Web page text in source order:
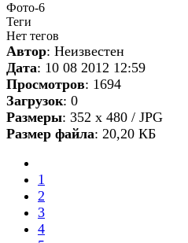
Фото-6
Теги
Нет тегов
Автор: Неизвестен
Дата: 10 08 2012 12:59
Просмотров: 1694
Загрузок: 0
Размеры: 352 x 480 / JPG
Размер файла: 20,20 КБ
1
2
3
4